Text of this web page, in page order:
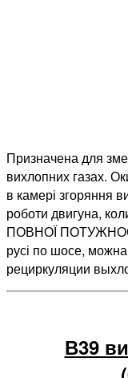
Призначена для
вихлопних газах.
в камері
роботи двигуна,
ПОВНОЇ
русі по шосе,
рециркуляции
В39